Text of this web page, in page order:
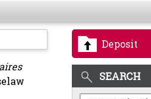
Deposit
SEARCH